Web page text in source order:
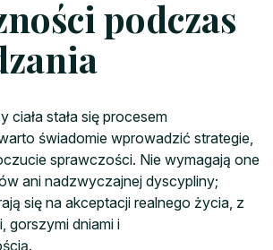
podczas
ciała stała się procesem
świadomie wprowadzić strategie,
sprawczości. Nie wymagają one
ani nadzwyczajnej dyscypliny;
się na akceptacji realnego życia, z
gorszymi dniami i